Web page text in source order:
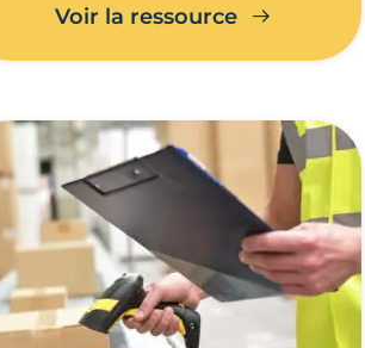
Voir la ressource